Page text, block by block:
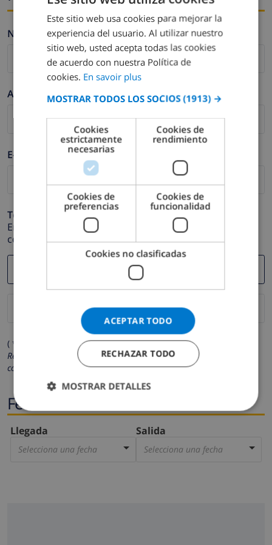
Nombre *
Apellidos *
E-mail *
Teléfono *
En caso de que su dirección de e-mail no funcione
correctamente.
( * Los campos marcados con un asterisco son obligatorios )
Respetamos su privacidad. Sus datos personales no serán
compartidos con ninguna otra persona o empresa.
Fechas
Llegada
Selecciona una fecha
Salida
Selecciona una fecha
FRENCH
DUTCH
FRENCH
GERMAN
CATALAN
ITALIAN
DANISH
Este sitio web usa cookies para mejorar la
experiencia del usuario. Al utilizar nuestro
sitio web, usted acepta todas las cookies
de acuerdo con nuestra Política de
cookies. En savoir plus
MOSTRAR TODOS LOS SOCIOS (1913) →
Cookies
estrictamente
necesarias
Cookies de
rendimiento
Cookies de
preferencias
Cookies de
funcionalidad
Cookies no clasificadas
ACEPTAR TODO
RECHAZAR TODO
MOSTRAR DETALLES